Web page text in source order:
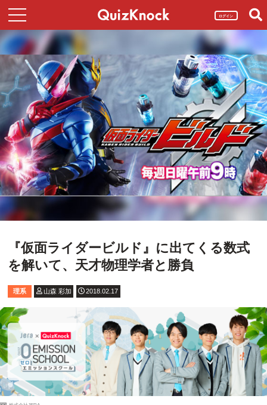
ログイン
『仮面ライダービルド』に出てくる数式
を解いて、天才物理学者と勝負
理系 山森 彩加 2018.02.17